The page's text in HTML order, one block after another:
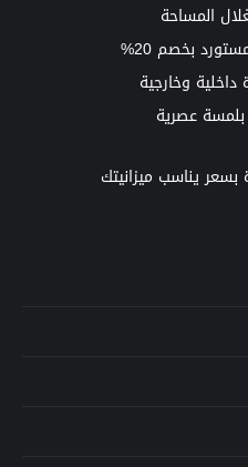
المساحة
بخصم 20%
وخارجية
عصرية
يناسب ميزانيتك